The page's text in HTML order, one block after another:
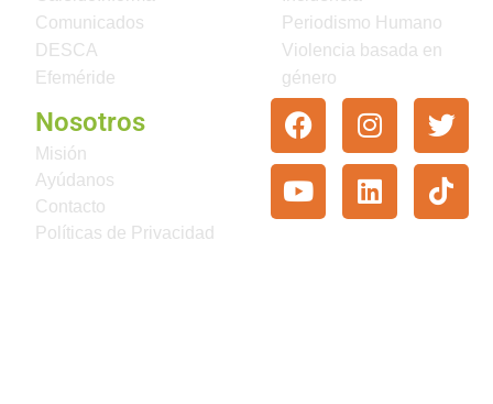
Comunicados
DESCA
Efeméride
Periodismo Humano
Violencia basada en
género
Nosotros
Misión
Ayúdanos
Contacto
Políticas de Privacidad